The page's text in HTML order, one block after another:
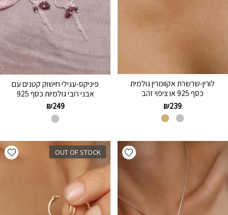
לורין-שרשרת אקוומרין גולמית
כסף 925 או ציפוי זהב
₪239
פיניקס-עגילי חישוק קטנים עם
אבני רובי גולמיות כסף 925
₪249
Add wishlist
OUT OF STOCK